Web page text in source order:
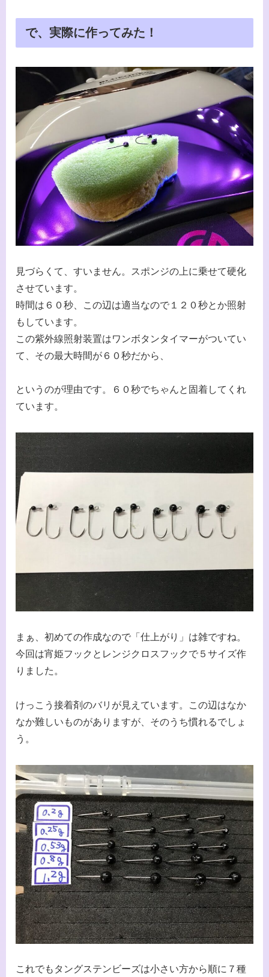
で、実際に作ってみた！
見づらくて、すいません。スポンジの上に乗せて硬化
させています。
時間は６０秒、この辺は適当なので１２０秒とか照射
もしています。
この紫外線照射装置はワンボタンタイマーがついてい
て、その最大時間が６０秒だから、
というのが理由です。６０秒でちゃんと固着してくれ
ています。
まぁ、初めての作成なので「仕上がり」は雑ですね。
今回は宵姫フックとレンジクロスフックで５サイズ作
りました。
けっこう接着剤のバリが見えています。この辺はなか
なか難しいものがありますが、そのうち慣れるでしょ
う。
これでもタングステンビーズは小さい方から順に７種